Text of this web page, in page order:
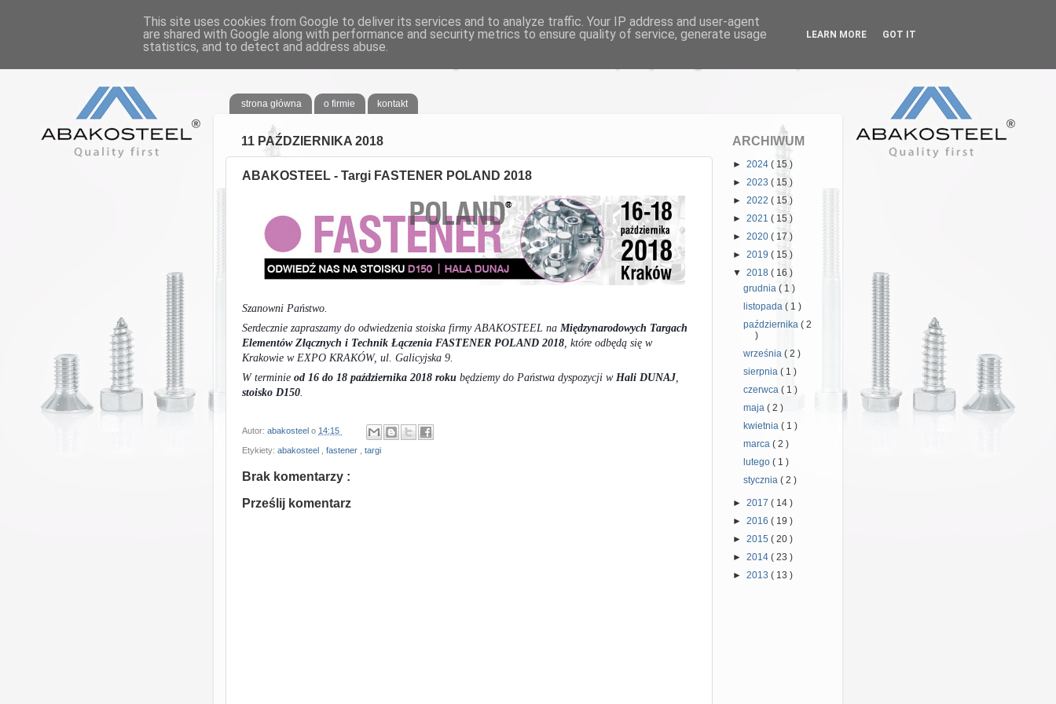
ABAKOSTEEL®
strona główna o firmie kontakt
11 PAŹDZIERNIKA 2018
ABAKOSTEEL - Targi FASTENER POLAND 2018
Szanowni Państwo.
Serdecznie zapraszamy do odwiedzenia stoiska firmy ABAKOSTEEL na Międzynarodowych Targach
Elementów Złącznych i Technik Łączenia FASTENER POLAND 2018 , które odbędą się w
Krakowie w EXPO KRAKÓW, ul. Galicyjska 9.
W terminie od 16 do 18 października 2018 roku będziemy do Państwa dyspozycji w Hali DUNAJ,
stoisko D150
Autor: abakosteel o 14:15
Etykiety: abakosteel fastener targi
Brak komentarzy :
Prześlij komentarz
ARCHIWUM
► 2024 ( 15 )
► 2023 ( 15 )
► 2022 ( 15 )
► 2021 ( 15 )
► 2020 ( 17 )
► 2019 ( 15 )
▼ 2018 ( 16 )
grudnia( 1 )
listopada( 1 )
października( 2
)
września( 2 )
sierpnia( 1 )
czerwca( 1 )
maja( 2 )
kwietnia( 1 )
marca( 2 )
lutego( 1 )
stycznia( 2 )
► 2017 ( 14 )
► 2016 ( 19 )
► 2015 ( 20 )
► 2014 ( 23 )
► 2013 ( 13 )
This site uses cookies from Google to deliver its services and to analyze traffic. Your IP address and user-agent
are shared with Google along with performance and security metrics to ensure quality of service, generate usage
statistics, and to detect and address abuse.
LEARN MORE GOT IT